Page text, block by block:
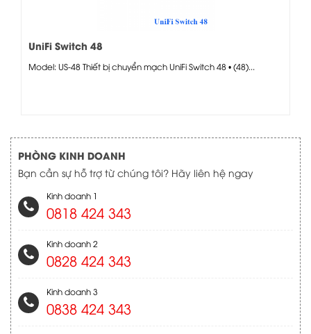
UniFi Switch 48
Model: US-48 Thiết bị chuyển mạch UniFi Switch 48 • (48)...
PHÒNG KINH DOANH
Bạn cần sự hỗ trợ từ chúng tôi? Hãy liên hệ ngay
Kinh doanh 1
0818 424 343
Kinh doanh 2
0828 424 343
Kinh doanh 3
0838 424 343